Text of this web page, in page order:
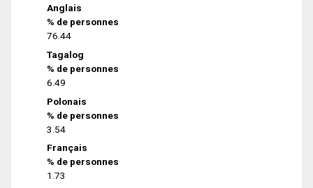
Anglais
% de personnes
76.44
Tagalog
% de personnes
6.49
Polonais
% de personnes
3.54
Français
% de personnes
1.73